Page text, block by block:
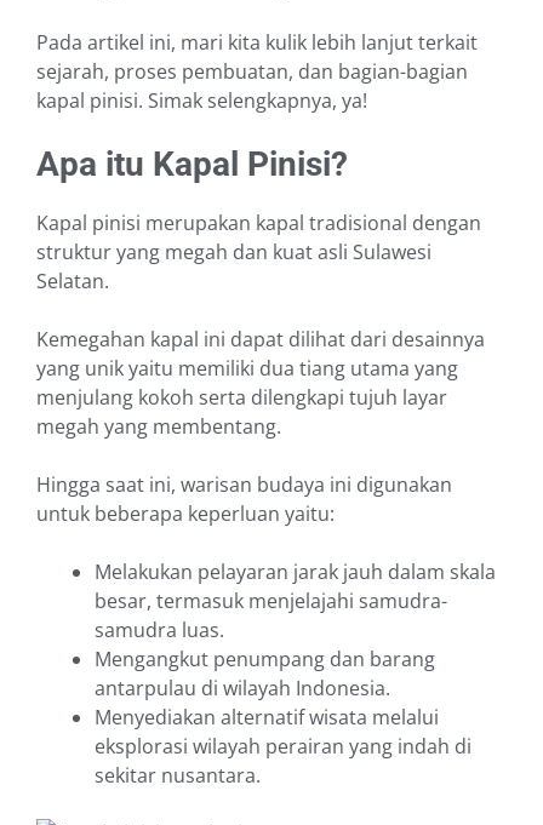
Pada artikel ini, mari kita kulik lebih lanjut terkait
sejarah, proses pembuatan, dan bagian-bagian
kapal pinisi. Simak selengkapnya, ya!
Apa itu Kapal Pinisi?
Kapal pinisi merupakan kapal tradisional dengan
struktur yang megah dan kuat asli Sulawesi
Selatan.
Kemegahan kapal ini dapat dilihat dari desainnya
yang unik yaitu memiliki dua tiang utama yang
menjulang kokoh serta dilengkapi tujuh layar
megah yang membentang.
Hingga saat ini, warisan budaya ini digunakan
untuk beberapa keperluan yaitu:
Melakukan pelayaran jarak jauh dalam skala
besar, termasuk menjelajahi samudra-
samudra luas.
Mengangkut penumpang dan barang
antarpulau di wilayah Indonesia.
Menyediakan alternatif wisata melalui
eksplorasi wilayah perairan yang indah di
sekitar nusantara.